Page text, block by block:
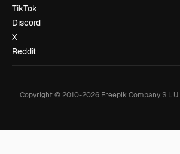
TikTok
Discord
X
Reddit
Copyright © 2010-2026Freepik Company S.L.U.